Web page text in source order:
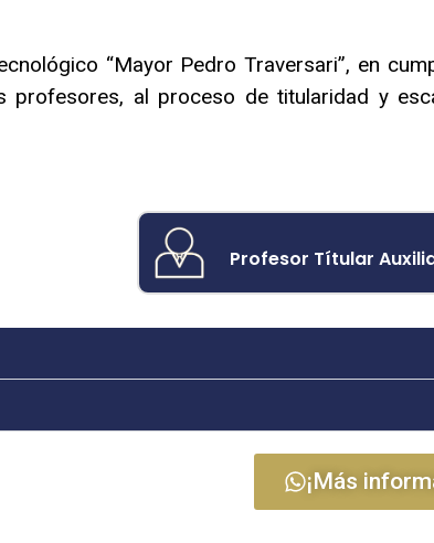
“Mayor Pedro Traversari”, en
profesores, al proceso de titularidad y
Profesor Títular
¡Más